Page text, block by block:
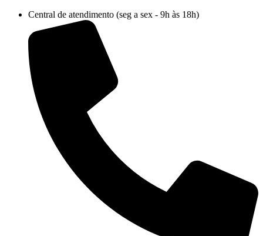
conteúdo
Central de atendimento (seg a sex - 9h às 18h)